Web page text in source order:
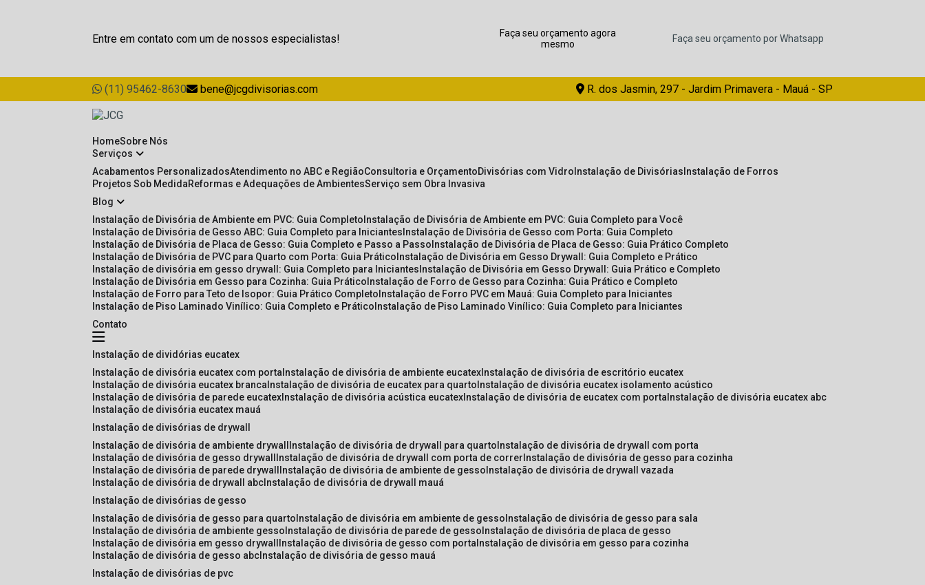
Entre em contato com um de nossos especialistas!
Faça seu orçamento agora
mesmo
Faça seu orçamento por Whatsapp
(11) 95462-8630 bene@jcgdivisorias.com R. dos Jasmin, 297 - Jardim Primavera - Mauá - SP
Home Sobre Nós
Serviços
Acabamentos Personalizados Atendimento no ABC e Região Consultoria e Orçamento Divisórias com Vidro Instalação de Divisórias Instalação de Forros
Projetos Sob Medida
Reformas e Adequações de Ambientes Serviço sem Obra Invasiva
Blog
Instalação de Divisória de Ambiente em PVC: Guia Completo Instalação de Divisória de Ambiente em PVC: Guia Completo para Você
Instalação de Divisória de Gesso ABC: Guia Completo para Iniciantes Instalação de Divisória de Gesso com Porta: Guia Completo
Instalação de Divisória de Placa de Gesso: Guia Completo e Passo a Passo Instalação de Divisória de Placa de Gesso: Guia Prático Completo
Instalação de Divisória de PVC para Quarto com Porta: Guia Prático Instalação de Divisória em Gesso Drywall: Guia Completo e Prático
Instalação de divisória em gesso drywall: Guia Completo para Iniciantes Instalação de Divisória em Gesso Drywall: Guia Prático e Completo
Instalação de Divisória em Gesso para Cozinha: Guia Prático Instalação de Forro de Gesso para Cozinha: Guia Prático e Completo
Instalação de Forro para Teto de Isopor: Guia Prático Completo Instalação de Forro PVC em Mauá: Guia Completo para Iniciantes
Instalação de Piso Laminado Vinílico: Guia Completo e Prático Instalação de Piso Laminado Vinílico: Guia Completo para Iniciantes
Contato
instalação de dividórias eucatex
instalação de divisória eucatex com porta instalação de divisória de ambiente eucatex instalação de divisória de escritório eucatex
instalação de divisória eucatex branca instalação de divisória de eucatex para quarto instalação de divisória eucatex isolamento acústico
instalação de divisória de parede eucatex instalação de divisória acústica eucatex instalação de divisória de eucatex com porta instalação de divisória eucatex abc
instalação de divisória eucatex mauá
instalação de divisórias de drywall
instalação de divisória de ambiente drywall
instalação de divisória de drywall para quarto instalação de divisória de drywall com porta
instalação de divisória de gesso drywall
instalação de divisória de drywall com porta de correr instalação de divisória de gesso para cozinha
instalação de divisória de parede drywall
instalação de divisória de ambiente de gesso instalação de divisória de drywall vazada
instalação de divisória de drywall abc instalação de divisória de drywall mauá
instalação de divisórias de gesso
instalação de divisória de gesso para quarto instalação de divisória em ambiente de gesso instalação de divisória de gesso para sala
instalação de divisória de ambiente gesso instalação de divisória de parede de gesso instalação de divisória de placa de gesso
instalação de divisória em gesso drywall
instalação de divisória de gesso com porta instalação de divisória em gesso para cozinha
instalação de divisória de gesso abc instalação de divisória de gesso mauá
instalação de divisórias de pvc